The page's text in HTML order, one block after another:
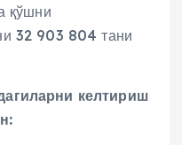
қўшни
32 903 804 тани
келтириш